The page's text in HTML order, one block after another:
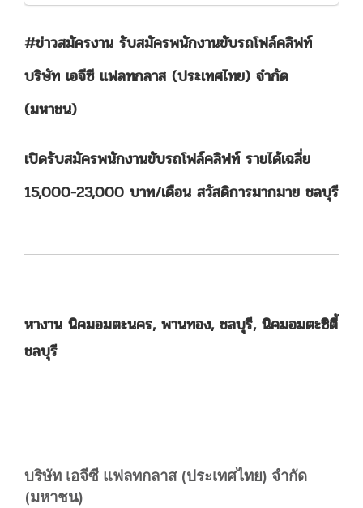
#ข่าวสมัครงาน รับสมัครพนักงานขับรถโฟล์คลิฟท์
บริษัท เอจีซี แฟลทกลาส (ประเทศไทย) จำกัด
(มหาชน)
เปิดรับสมัครพนักงานขับรถโฟล์คลิฟท์ รายได้เฉลี่ย
15,000-23,000 บาท/เดือน สวัสดิการมากมาย ชลบุรี
หางาน นิคมอมตะนคร, พานทอง, ชลบุรี, นิคมอมตะซิตี้
ชลบุรี
บริษัท เอจีซี แฟลทกลาส (ประเทศไทย) จำกัด
(มหาชน)